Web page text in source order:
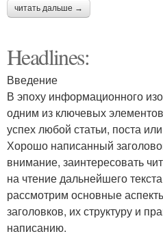
читать дальше →
Headlines:
Введение
В эпоху информационного
одним из ключевых
успех любой статьи, поста
Хорошо написанный
внимание, заинтересовать
на чтение дальнейшего
рассмотрим основные
заголовков, их структуру и
написанию.